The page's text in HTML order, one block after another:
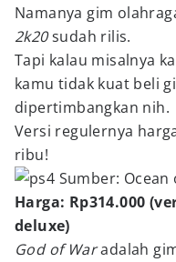
Namanya gim
2k20sudah rilis.
Tapi kalau misalnya
kamu tidak kuat beli
dipertimbangkan nih.
Versi regulernya
ribu!
Sumber:
Harga: Rp314.000
deluxe)
God of Waradalah